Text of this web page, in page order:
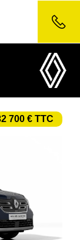
700 € TTC